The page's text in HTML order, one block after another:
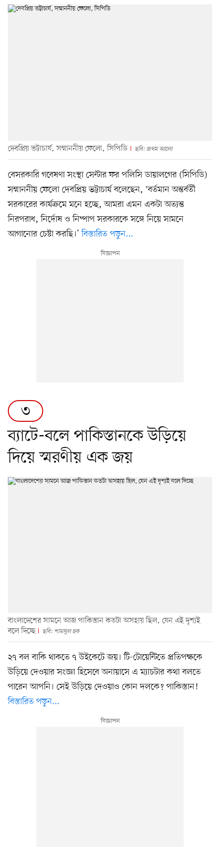
দেবপ্রিয় ভট্টাচার্য, সম্মাননীয় ফেলো, সিপিডি ছবি: প্রথম আলো
বেসরকারি গবেষণা সংস্থা সেন্টার ফর পলিসি ডায়ালগের (সিপিডি)
সম্মাননীয় ফেলো দেবপ্রিয় ভট্টাচার্য বলেছেন, ‘বর্তমান অন্তর্বর্তী
সরকারের কার্যক্রমে মনে হচ্ছে, আমরা এমন একটা অত্যন্ত
নিরপরাধ, নির্দোষ ও নিষ্পাপ সরকারকে সঙ্গে নিয়ে সামনে
আগানোর চেষ্টা করছি।’বিস্তারিত পড়ুন...
৩
ব্যাটে-বলে পাকিস্তানকে উড়িয়ে
দিয়ে স্মরণীয় এক জয়
বাংলাদেশের সামনে আজ পাকিস্তান কতটা অসহায় ছিল, যেন এই দৃশ্যই
বলে দিচ্ছে
ছবি: শামসুল হক
২৭ বল বাকি থাকতে ৭ উইকেটে জয়। টি-টোয়েন্টিতে প্রতিপক্ষকে
উড়িয়ে দেওয়ার সংজ্ঞা হিসেবে অনায়াসে এ ম্যাচটার কথা বলতে
পারেন আপনি। সেই উড়িয়ে দেওয়াও কোন দলকে? পাকিস্তান!
বিস্তারিত পড়ুন...